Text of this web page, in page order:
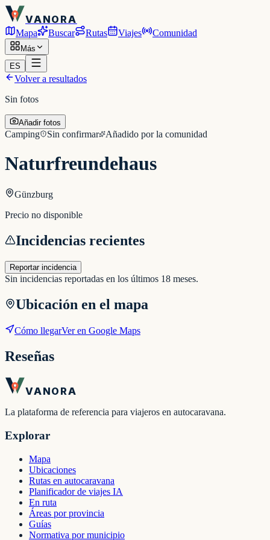
VANORA
Mapa Buscar Rutas Viajes Comunidad
Más
ES
Volver a resultados
Sin fotos
Añadir fotos
Camping Sin confirmar Añadido por la comunidad
Naturfreundehaus
Günzburg
Precio no disponible
Incidencias recientes
Reportar incidencia
Sin incidencias reportadas en los últimos 18 meses.
Ubicación en el mapa
Cómo llegarVer en Google Maps
Reseñas
VANORA
La plataforma de referencia para viajeros en autocaravana.
Explorar
Mapa
Ubicaciones
Rutas en autocaravana
Planificador de viajes IA
En ruta
Áreas por provincia
Guías
Normativa por municipio